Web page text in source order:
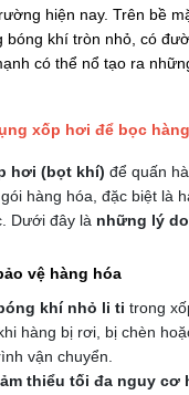
hiện nay. Trên bề
bóng khí tròn nhỏ, có
có thể nổ tạo ra
xốp hơi để bọc
hơi (bọt khí) để quấn
hàng hóa, đặc biệt là
Dưới đây là những lý
vệ hàng hóa
khí nhỏ li ti trong
hàng bị rơi, bị chèn
vận chuyển.
thiểu tối đa nguy cơ